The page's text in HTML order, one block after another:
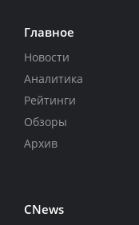
Главное
Новости
Аналитика
Рейтинги
Обзоры
Архив
CNews